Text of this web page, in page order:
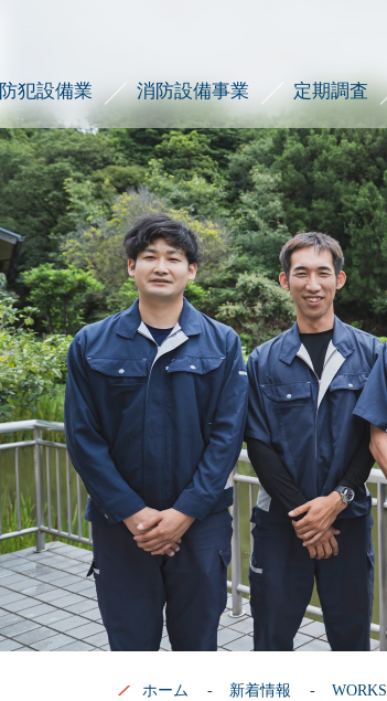
防犯設備業 消防設備事業 定期調査
ホーム 新着情報 WORKS